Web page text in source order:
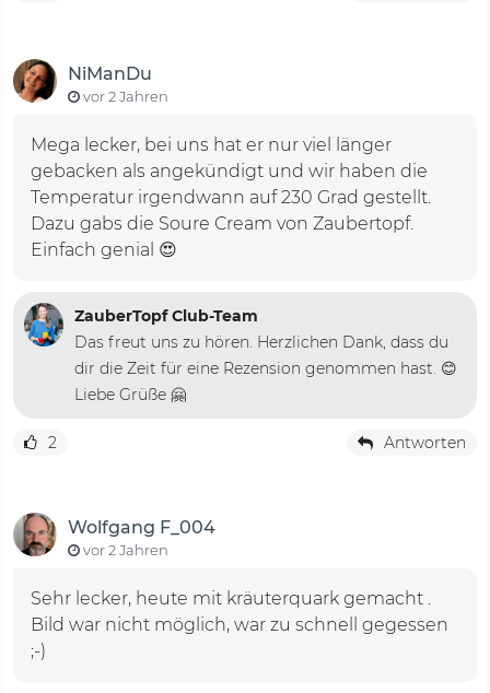
NiManDu
vor 2 Jahren
Mega lecker, bei uns hat er nur viel länger
gebacken als angekündigt und wir haben die
Temperatur irgendwann auf 230 Grad gestellt.
Dazu gabs die Soure Cream von Zaubertopf.
Einfach genial 😍
ZauberTopf Club-Team
Das freut uns zu hören. Herzlichen Dank, dass du
dir die Zeit für eine Rezension genommen hast. 😊
Liebe Grüße 🤗
2 Antworten
Wolfgang F_004
vor 2 Jahren
Sehr lecker, heute mit kräuterquark gemacht .
Bild war nicht möglich, war zu schnell gegessen
;-)